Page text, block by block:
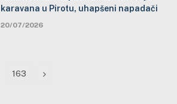
karavana u Pirotu, uhapšeni napadači
20/07/2026
163 Next